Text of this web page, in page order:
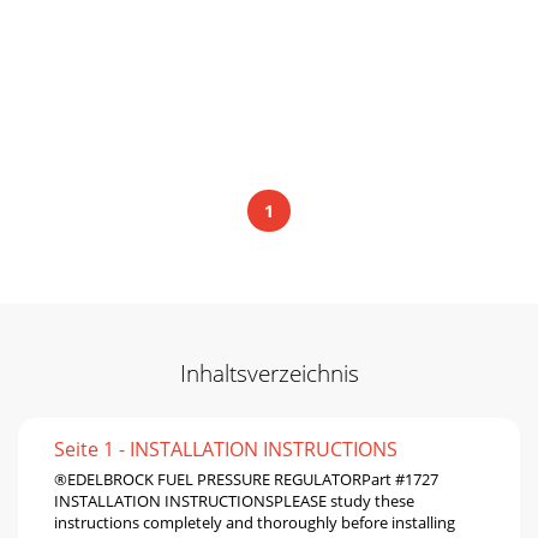
1
Inhaltsverzeichnis
Seite 1 - INSTALLATION INSTRUCTIONS
®EDELBROCK FUEL PRESSURE REGULATORPart #1727
INSTALLATION INSTRUCTIONSPLEASE study these
instructions completely and thoroughly before installing